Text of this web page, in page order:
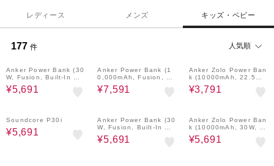
レディース メンズ キッズ・ベビー
177 件 人気順
Anker Power Bank (30
W, Fusion, Built-In US
B-C ケーブル)
¥5,691
Anker Power Bank (1
0,000mAh, Fusion, Bu
ilt-In USB-C Cable)
¥7,591
Anker Zolo Power Ban
k (10000mAh, 22.5W,
Built-In USB-Cケーブ
ル)
¥3,791
Soundcore P30i
¥5,691
Anker Power Bank (30
W, Fusion, Built-In US
B-C ケーブル)
¥5,691
Anker Zolo Power Ban
k (10000mAh, 30W, B
uilt-In USB-Cケーブル)
¥5,691